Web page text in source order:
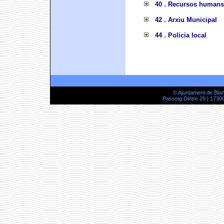
40 . Recursos humans
42 . Arxiu Municipal
44 . Policia local
© Ajuntament de
Passeig Dintre 29 |